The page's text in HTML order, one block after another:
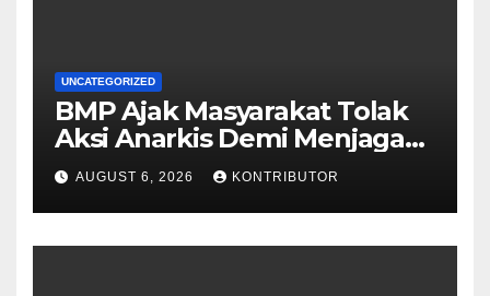
UNCATEGORIZED
BMP Ajak Masyarakat Tolak
Aksi Anarkis Demi Menjaga
Keamanan dan
Pembangunan Papua
AUGUST 6, 2026 KONTRIBUTOR